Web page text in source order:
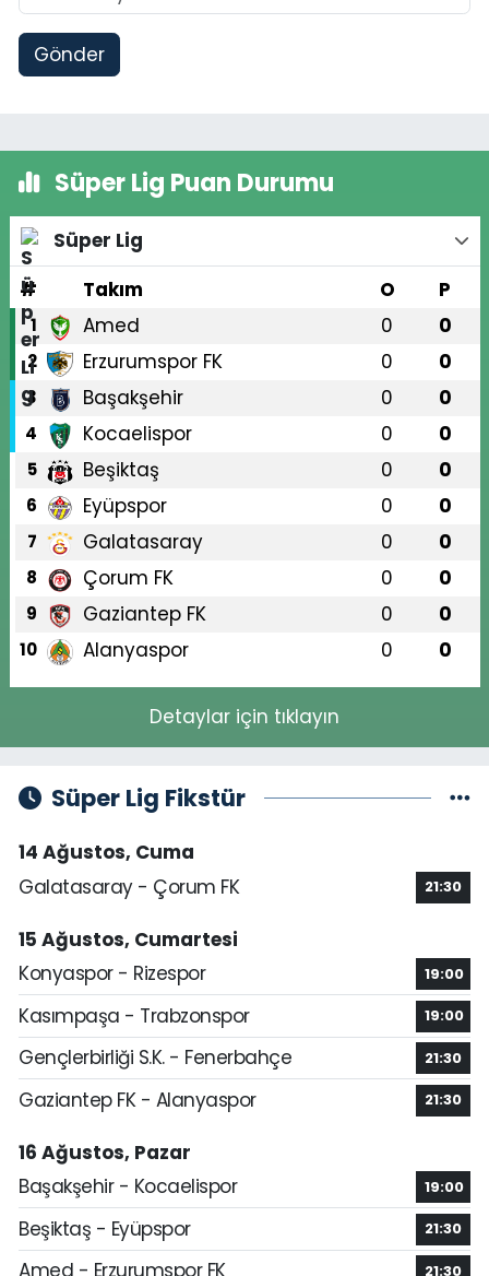
Gönder
Süper Lig Puan Durumu
Süper Lig
#
Takım O P
1 Amed 0 0
2 Erzurumspor FK 0 0
3 Başakşehir 0 0
4 Kocaelispor 0 0
5 Beşiktaş 0 0
6 Eyüpspor 0 0
7 Galatasaray 0 0
8 Çorum FK 0 0
9 Gaziantep FK 0 0
10 Alanyaspor 0 0
Detaylar için tıklayın
Süper Lig Fikstür
14 Ağustos, Cuma
Galatasaray - Çorum FK
21:30
15 Ağustos, Cumartesi
Konyaspor - Rizespor
19:00
Kasımpaşa - Trabzonspor 19:00
Gençlerbirliği S.K. - Fenerbahçe 21:30
Gaziantep FK - Alanyaspor 21:30
16 Ağustos, Pazar
Başakşehir - Kocaelispor
19:00
Beşiktaş - Eyüpspor 21:30
Amed - Erzurumspor FK 21:30